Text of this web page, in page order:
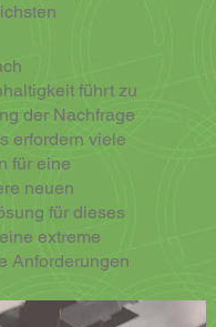
führt zu
der Nachfrage
erfordern viele
für eine
neuen
für dieses
extreme
Anforderungen